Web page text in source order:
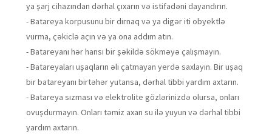
ya şarj cihazından dərhal çıxarın və istifadəni dayandırın.
- Batareya korpusunu bir dırnaq və ya digər iti obyektlə
vurma, çəkiclə açın və ya ona addım atın.
- Batareyanı hər hansı bir şəkildə sökməyə çalışmayın.
- Batareyaları uşaqların əli çatmayan yerdə saxlayın. Bir uşaq
bir batareyanı birtəhər yutansa, dərhal tibbi yardım axtarın.
- Batareya sızması və elektrolite gözlərinizdə olursa, onları
ovuşdurmayın. Onları təmiz axan su ilə yuyun və dərhal tibbi
yardım axtarın.